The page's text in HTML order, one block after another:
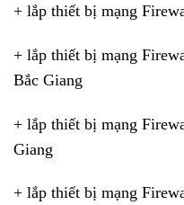
+ lắp thiết bị mạng
+ lắp thiết bị mạng
Bắc Giang
+ lắp thiết bị mạng
Giang
+ lắp thiết bị mạng